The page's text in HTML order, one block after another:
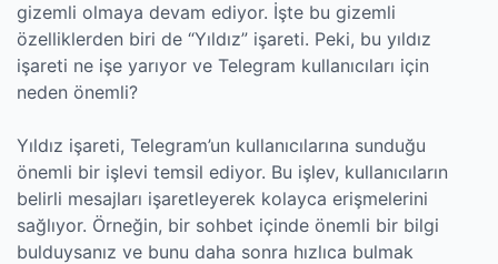
gizemli olmaya devam ediyor. İşte bu gizemli
özelliklerden biri de “Yıldız” işareti. Peki, bu yıldız
işareti ne işe yarıyor ve Telegram kullanıcıları için
neden önemli?
Yıldız işareti, Telegram’un kullanıcılarına sunduğu
önemli bir işlevi temsil ediyor. Bu işlev, kullanıcıların
belirli mesajları işaretleyerek kolayca erişmelerini
sağlıyor. Örneğin, bir sohbet içinde önemli bir bilgi
bulduysanız ve bunu daha sonra hızlıca bulmak